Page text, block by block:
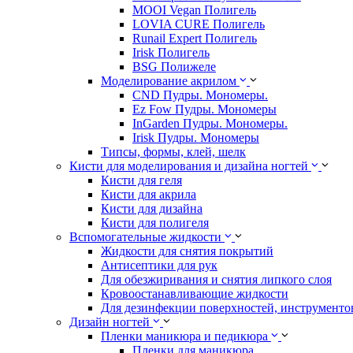
MOOI Vegan Полигель
LOVIA CURE Полигель
Runail Expert Полигель
Irisk Полигель
BSG Полижеле
Моделирование акрилом
CND Пудры. Мономеры.
Ez Fow Пудры. Мономеры
InGarden Пудры. Мономеры.
Irisk Пудры. Мономеры
Типсы, формы, клей, шелк
Кисти для моделирования и дизайна ногтей
Кисти для геля
Кисти для акрила
Кисти для дизайна
Кисти для полигеля
Вспомогательные жидкости
Жидкости для снятия покрытий
Антисептики для рук
Для обезжиривания и снятия липкого слоя
Кровоостанавливающие жидкости
Для дезинфекции поверхностей,
Дизайн ногтей
Пленки маникюра и педикюра
Пленки для маникюра